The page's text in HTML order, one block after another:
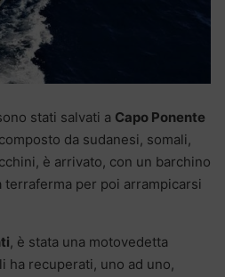
stati salvati a Capo Ponente
da sudanesi, somali,
è arrivato, con un barchino
per poi arrampicarsi
, è stata una motovedetta
ha recuperati, uno ad uno,